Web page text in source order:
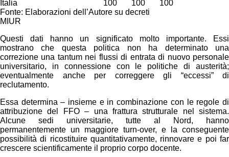
Italia
100 100
100
Fonte: Elaborazioni dell’Autore su decreti
MIUR
Questi dati hanno un significato molto importante. Essi
mostrano che questa politica non ha determinato una
correzione una tantum nei flussi di entrata di nuovo personale
universitario, in connessione con le politiche di austerità;
eventualmente anche per correggere gli “eccessi” di
reclutamento.
Essa determina – insieme e in combinazione con le regole di
attribuzione del FFO – una frattura strutturale nel sistema.
Alcune sedi universitarie, tutte al Nord, hanno
permanentemente un maggiore turn-over, e la conseguente
possibilità di ricostituire quantitativamente, rinnovare e poi far
crescere scientificamente il proprio corpo docente.